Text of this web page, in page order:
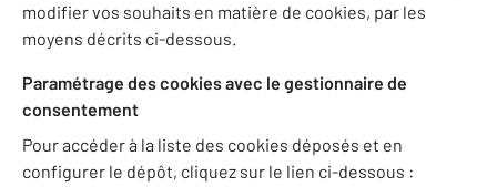
modifier vos souhaits en matière de cookies, par les
moyens décrits ci-dessous.
Paramétrage des cookies avec le gestionnaire de
consentement
Pour accéder à la liste des cookies déposés et en
configurer le dépôt, cliquez sur le lien ci-dessous :